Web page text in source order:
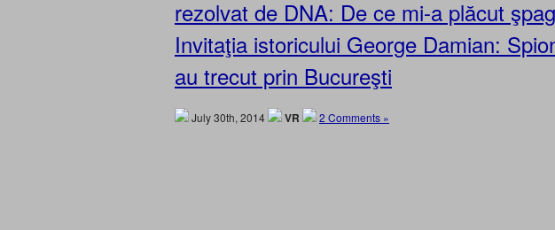
rezolvat de DNA: De ce mi-a plăcut
Invitaţia istoricului George Damian:
au trecut prin Bucureşti
July 30th, 2014 VR 2 Comments »